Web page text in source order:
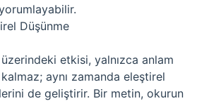
Düşünme
etkisi, yalnızca anlam
kalmaz; aynı zamanda eleştirel
de geliştirir. Bir metin, okurun